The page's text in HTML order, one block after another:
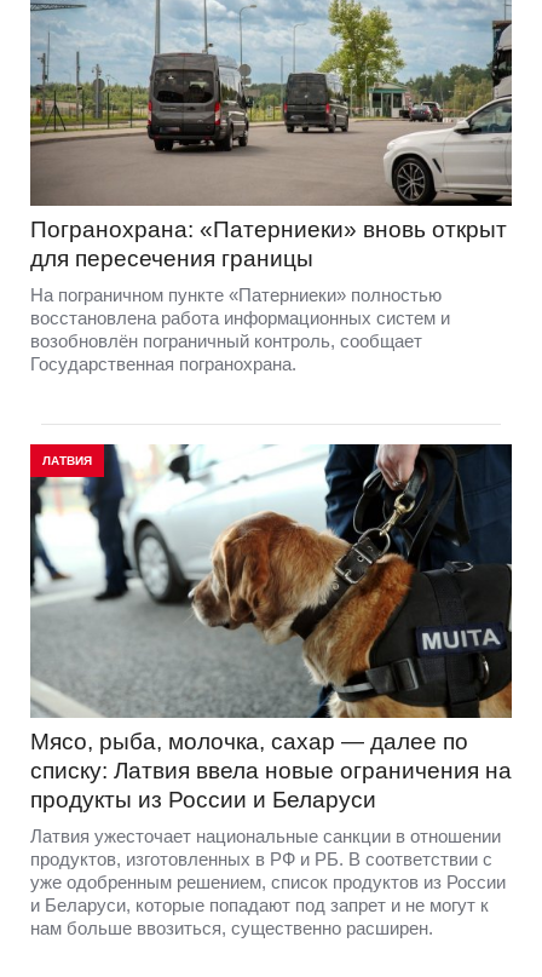
Погранохрана: «Патерниеки» вновь открыт
для пересечения границы
На пограничном пункте «Патерниеки» полностью
восстановлена работа информационных систем и
возобновлён пограничный контроль, сообщает
Государственная погранохрана.
ЛАТВИЯ
Мясо, рыба, молочка, сахар — далее по
списку: Латвия ввела новые ограничения на
продукты из России и Беларуси
Латвия ужесточает национальные санкции в отношении
продуктов, изготовленных в РФ и РБ. В соответствии с
уже одобренным решением, список продуктов из России
и Беларуси, которые попадают под запрет и не могут к
нам больше ввозиться, существенно расширен.